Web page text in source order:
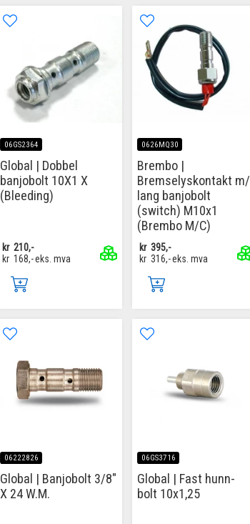
06GS2364
Global | Dobbel
banjobolt 10X1 X
(Bleeding)
kr 210,-
kr 168,-eks. mva
0626MQ30
Brembo |
Bremselyskontakt m/
lang banjobolt
(switch) M10x1
(Brembo M/C)
kr 395,-
kr 316,-eks. mva
06222826
Global | Banjobolt 3/8"
X 24 W.M.
06GS3716
Global | Fast hunn-
bolt 10x1,25